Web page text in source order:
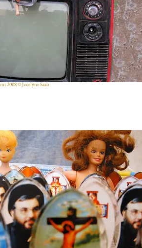
2008 © Jocelyne Saab